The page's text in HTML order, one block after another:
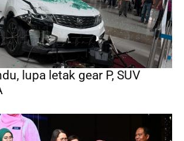
lupa letak gear P, SUV